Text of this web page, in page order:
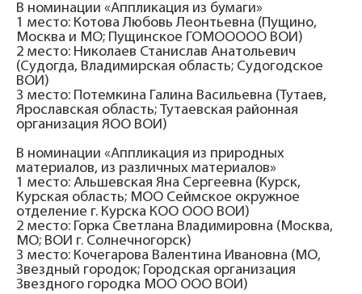
В номинации «Аппликация из бумаги»
1 место: Котова Любовь Леонтьевна (Пущино,
Москва и МО; Пущинское ГОМООООО ВОИ)
2 место: Николаев Станислав Анатольевич
(Судогда, Владимирская область; Судогодское
ВОИ)
3 место: Потемкина Галина Васильевна (Тутаев,
Ярославская область; Тутаевская районная
организация ЯОО ВОИ)
В номинации «Аппликация из природных
материалов, из различных материалов»
1 место: Альшевская Яна Сергеевна (Курск,
Курская область; МОО Сеймское окружное
отделение г. Курска КОО ООО ВОИ)
2 место: Горка Светлана Владимировна (Москва,
МО; ВОИ г. Солнечногорск)
3 место: Кочегарова Валентина Ивановна (МО,
Звездный городок; Городская организация
Звездного городка МОО ООО ВОИ)